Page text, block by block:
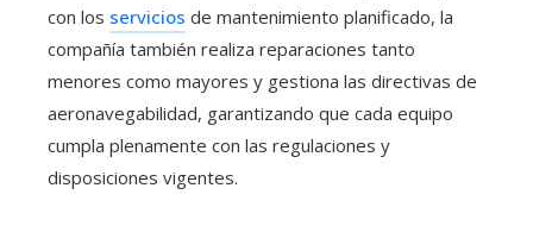
con los servicios de mantenimiento planificado, la
compañía también realiza reparaciones tanto
menores como mayores y gestiona las directivas de
aeronavegabilidad, garantizando que cada equipo
cumpla plenamente con las regulaciones y
disposiciones vigentes.